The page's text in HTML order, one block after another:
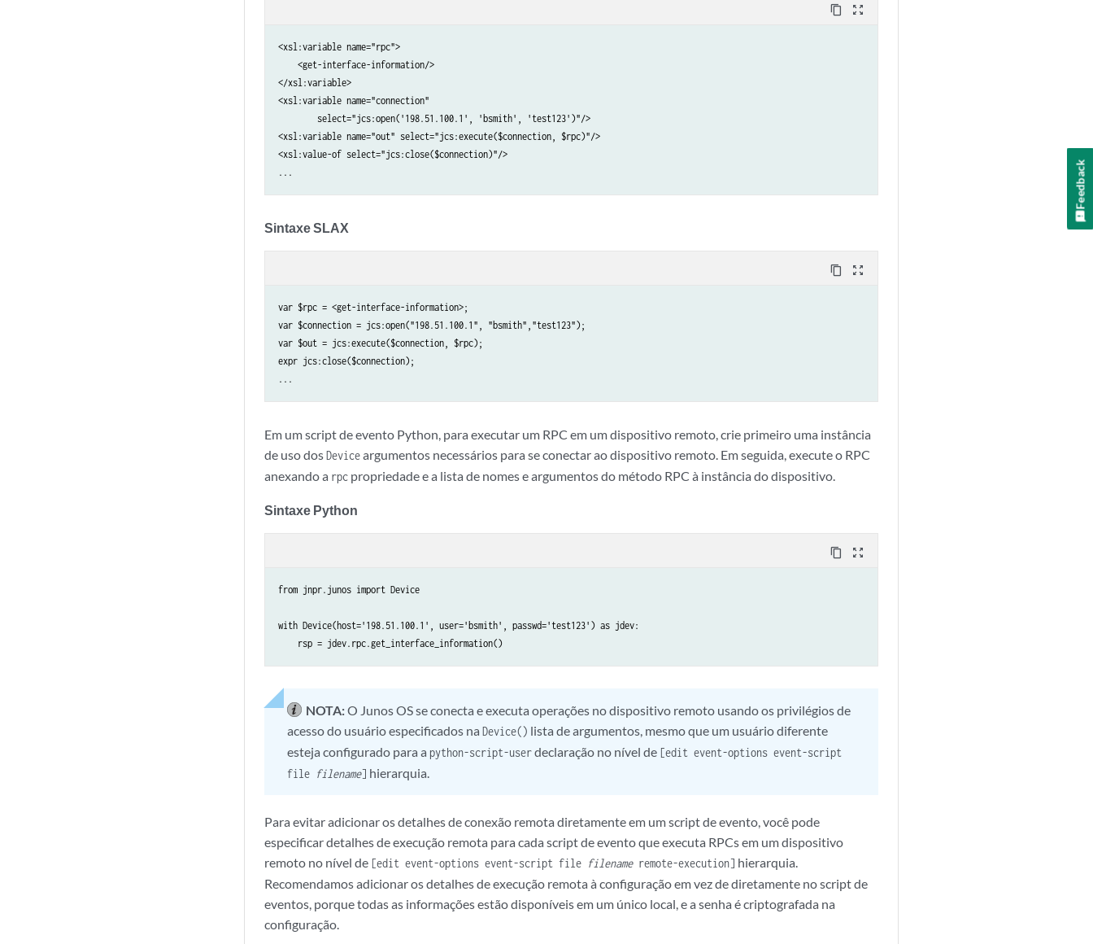
content_copy zoom_out_map
<xsl:variable name="rpc">
<get-interface-information/>
</xsl:variable>
<xsl:variable name="connection"
select="jcs:open('198.51.100.1', 'bsmith', 'test123')"/>
<xsl:variable name="out" select="jcs:execute($connection, $rpc)"/>
<xsl:value-of select="jcs:close($connection)"/>
Sintaxe SLAX
content_copy zoom_out_map
var $rpc = <get-interface-information>;
var $connection = jcs:open("198.51.100.1", "bsmith","test123");
var $out = jcs:execute($connection, $rpc);
expr jcs:close($connection);
Em um script de evento Python, para executar um RPC em um dispositivo remoto, crie primeiro uma instância
de uso dosDeviceargumentos necessários para se conectar ao dispositivo remoto. Em seguida, execute o RPC
anexando a rpc propriedade e a lista de nomes e argumentos do método RPC à instância do dispositivo.
Sintaxe Python
content_copy zoom_out_map
from jnpr.junos import Device
with Device(host='198.51.100.1', user='bsmith', passwd='test123') as jdev:
NOTA:O Junos OS se conecta e executa operações no dispositivo remoto usando os privilégios de
acesso do usuário especificados na Device() lista de argumentos, mesmo que um usuário diferente
esteja configurado para a python-script-userdeclaração no nível de [edit event-options event-script
file filename] hierarquia.
Para evitar adicionar os detalhes de conexão remota diretamente em um script de evento, você pode
especificar detalhes de execução remota para cada script de evento que executa RPCs em um dispositivo
remoto no nível de [edit event-options event-script file filenameremote-execution] hierarquia.
Recomendamos adicionar os detalhes de execução remota à configuração em vez de diretamente no script de
eventos, porque todas as informações estão disponíveis em um único local, e a senha é criptografada na
configuração.
Feedback